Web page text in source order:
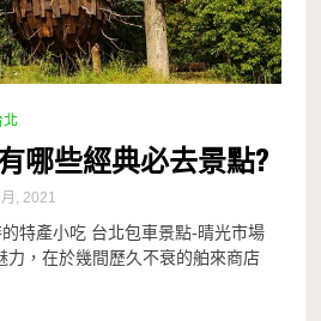
北
哪些經典必去景點?
, 2021
特產小吃 台北包車景點-晴光市場
力，在於幾間歷久不衰的舶來商店